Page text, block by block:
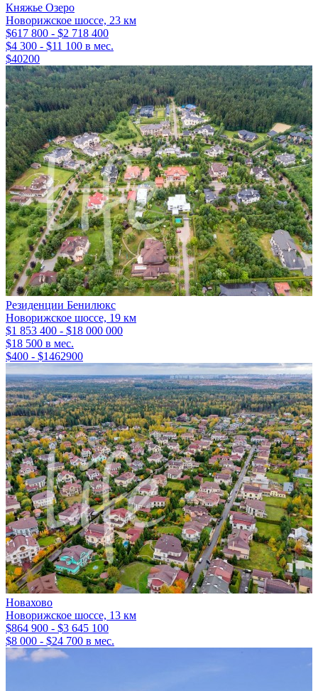
Княжье Озеро
Новорижское шоссе, 23 км
$617 800 - $2 718 400
$4 300 - $11 100 в мес.
$40200
Резиденции Бенилюкс
Новорижское шоссе, 19 км
$1 853 400 - $18 000 000
$18 500 в мес.
$400 - $1462900
Новахово
Новорижское шоссе, 13 км
$864 900 - $3 645 100
$8 000 - $24 700 в мес.